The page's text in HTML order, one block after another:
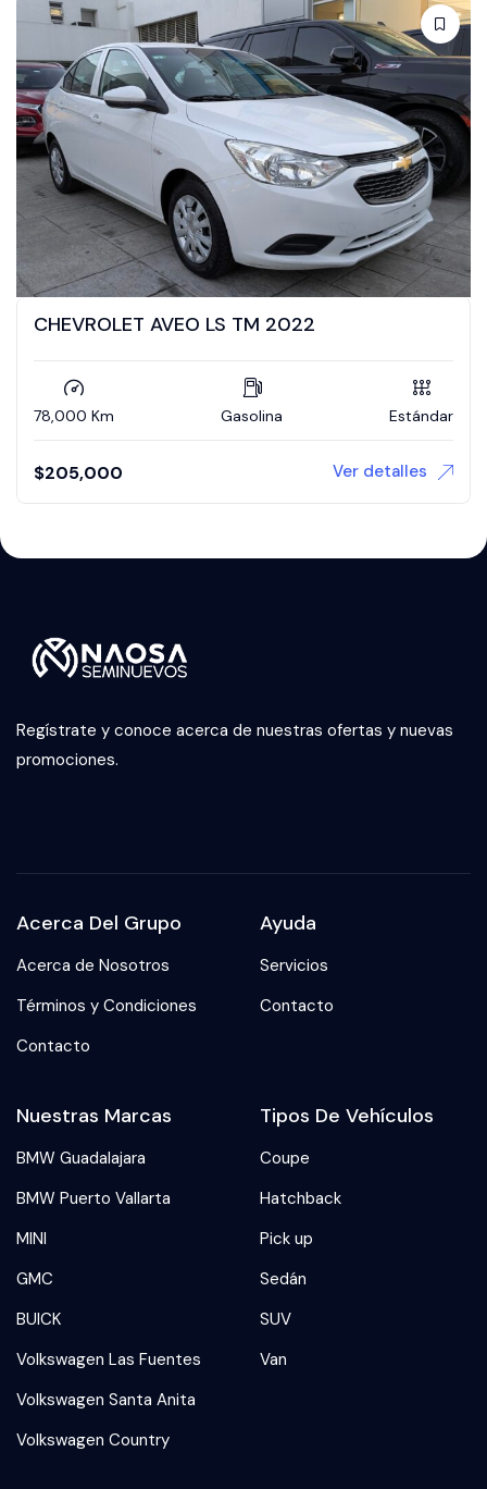
CHEVROLET AVEO LS TM 2022
78,000 Km Gasolina Estándar
$205,000 Ver detalles
Regístrate y conoce acerca de nuestras ofertas y nuevas
promociones.
Acerca Del Grupo
Acerca de Nosotros
Términos y Condiciones
Contacto
Ayuda
Servicios
Contacto
Nuestras Marcas
BMW Guadalajara
BMW Puerto Vallarta
MINI
GMC
BUICK
Volkswagen Las Fuentes
Volkswagen Santa Anita
Volkswagen Country
Tipos De Vehículos
Coupe
Hatchback
Pick up
Sedán
SUV
Van